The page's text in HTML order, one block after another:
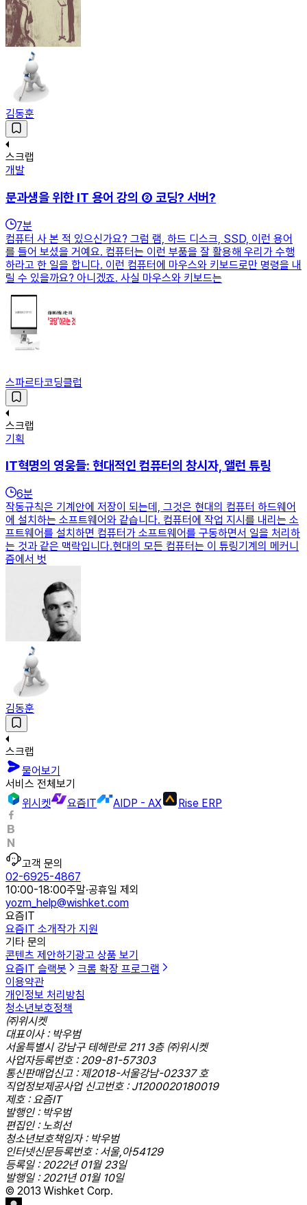
김동훈
스크랩
개발
문과생을 위한 IT 용어 강의 ② 코딩? 서버?
7분
컴퓨터 사 본 적 있으신가요? 그럼 램, 하드 디스크, SSD, 이런 용어
를 들어 보셨을 거예요. 컴퓨터는 이런 부품을 잘 활용해 우리가 수행
하라고 한 일을 합니다. 이런 컴퓨터에 마우스와 키보드로만 명령을 내
릴 수 있을까요? 아니겠죠. 사실 마우스와 키보드는
스파르타코딩클럽
스크랩
기획
IT혁명의 영웅들: 현대적인 컴퓨터의 창시자, 앨런 튜링
6분
작동규칙은 기계안에 저장이 되는데, 그것은 현대의 컴퓨터 하드웨어
에 설치하는 소프트웨어와 같습니다. 컴퓨터에 작업 지시를 내리는 소
프트웨어를 설치하면 컴퓨터가 소프트웨어를 구동하면서 일을 처리하
는 것과 같은 맥락입니다.현대의 모든 컴퓨터는 이 튜링기계의 메커니
즘에서 벗
김동훈
스크랩
물어보기
서비스 전체보기
위시켓
요즘IT AIDP - AX Rise ERP
고객 문의
02-6925-4867
10:00-18:00주말·공휴일 제외
yozm_help@wishket.com
요즘IT
요즘IT 소개작가 지원
기타 문의
콘텐츠 제안하기 광고 상품 보기
요즘IT 슬랙봇
크롬 확장 프로그램
이용약관
개인정보 처리방침
청소년보호정책
㈜위시켓
대표이사 : 박우범
서울특별시 강남구 테헤란로 211 3층 ㈜위시켓
사업자등록번호 : 209-81-57303
통신판매업신고 : 제2018-서울강남-02337 호
직업정보제공사업 신고번호 : J1200020180019
제호 : 요즘IT
발행인 : 박우범
편집인 : 노희선
청소년보호책임자 : 박우범
인터넷신문등록번호 : 서울,아54129
등록일 : 2022년 01월 23일
발행일 : 2021년 01월 10일
© 2013 Wishket Corp.